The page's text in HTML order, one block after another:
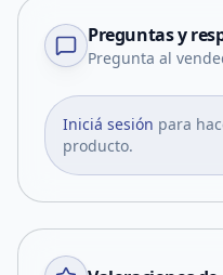
Preguntas y
Pregunta al
Iniciá sesión para
producto.